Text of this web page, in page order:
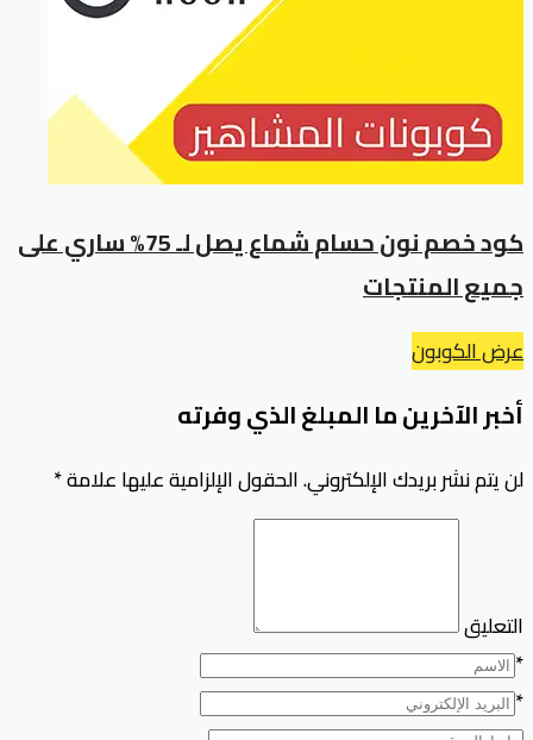
كود خصم نون حسام شماع يصل لـ 75% ساري على
جميع المنتجات
عرض الكوبون
أخبر الآخرين ما المبلغ الذي وفرته
لن يتم نشر بريدك الإلكتروني.الحقول الإلزامية عليها علامة*
التعليق
*
*